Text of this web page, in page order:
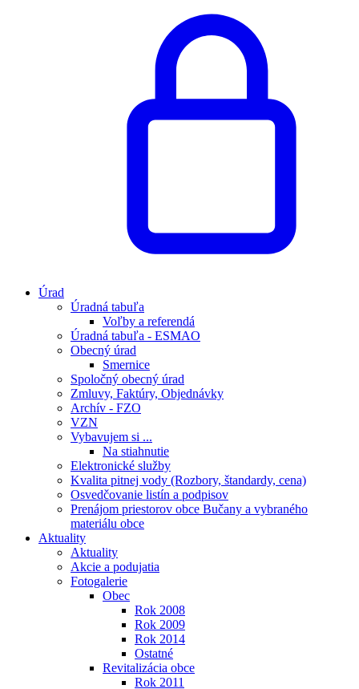
Úrad
Úradná tabuľa
Voľby a referendá
Úradná tabuľa - ESMAO
Obecný úrad
Smernice
Spoločný obecný úrad
Zmluvy, Faktúry, Objednávky
Archív - FZO
VZN
Vybavujem si ...
Na stiahnutie
Elektronické služby
Kvalita pitnej vody (Rozbory, štandardy, cena)
Osvedčovanie listín a podpisov
Prenájom priestorov obce Bučany a vybraného
materiálu obce
Aktuality
Aktuality
Akcie a podujatia
Fotogalerie
Obec
Rok 2008
Rok 2009
Rok 2014
Ostatné
Revitalizácia obce
Rok 2011